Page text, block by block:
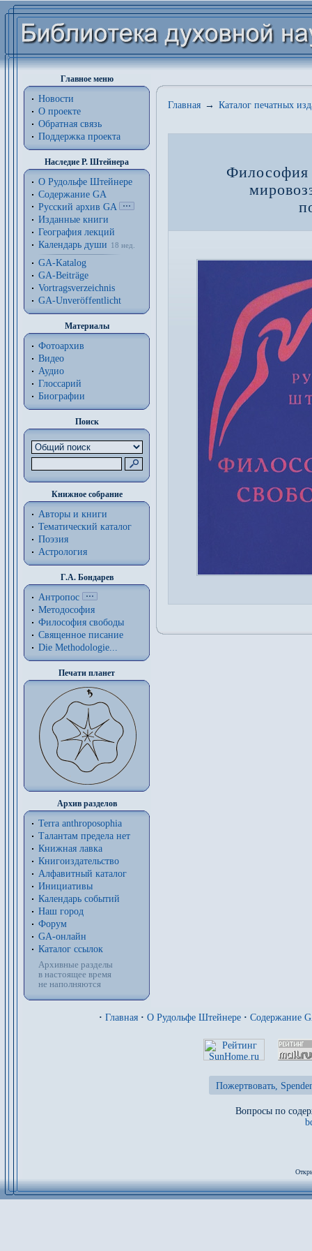
Главное меню
Новости
О проекте
Обратная связь
Поддержка проекта
Наследие Р. Штейнера
О Рудольфе Штейнере
Содержание GA
Русский архив GA
Изданные книги
География лекций
Календарь души
18 нед.
GA-Katalog
GA-Beiträge
Vortragsverzeichnis
GA-Unveröffentlicht
Материалы
Фотоархив
Видео
Аудио
Глоссарий
Биографии
Поиск
Книжное собрание
Авторы и книги
Тематический каталог
Поэзия
Астрология
Г.А. Бондарев
Антропос
Методософия
Философия cвободы
Священное писание
Die Methodologie...
Печати планет
Архив разделов
Terra anthroposophia
Талантам предела нет
Книжная лавка
Книгоиздательство
Алфавитный каталог
Инициативы
Календарь событий
Наш город
Форум
GA-онлайн
Каталог ссылок
Архивные разделы
в настоящее время
не наполняются
Главная → Каталог печатных
Философия
· Главная · О Рудольфе Штейнере · Содержание
Пожертвовать,
Вопросы по